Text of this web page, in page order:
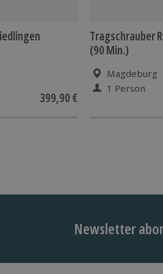
399,90 €
Tragschrauber
(90 Min.)
Magdeburg
1 Person
Newsletter